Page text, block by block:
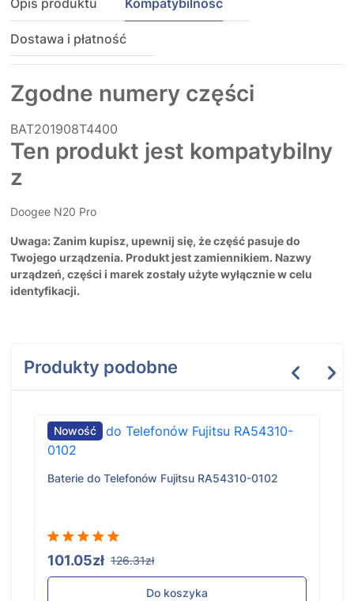
Opis produktu Kompatybilność
Dostawa i płatność
Zgodne numery części
BAT201908T4400
Ten produkt jest kompatybilny
z
Doogee N20 Pro
Uwaga: Zanim kupisz, upewnij się, że część pasuje do
Twojego urządzenia. Produkt jest zamiennikiem. Nazwy
urządzeń, części i marek zostały użyte wyłącznie w celu
identyfikacji.
Produkty podobne
Nowość
Baterie do Telefonów Fujitsu RA54310-0102
101.05zł 126.31zł
Do koszyka